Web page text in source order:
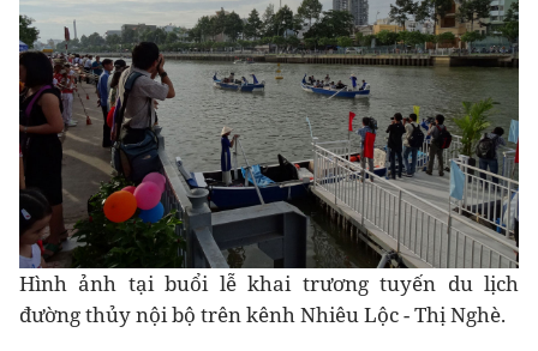
Hình ảnh tại buổi lễ khai trương tuyến du lịch
đường thủy nội bộ trên kênh Nhiêu Lộc - Thị Nghè.